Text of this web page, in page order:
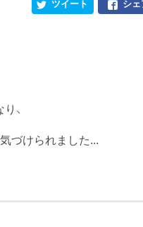
シ
ツイート
、
づけられました...